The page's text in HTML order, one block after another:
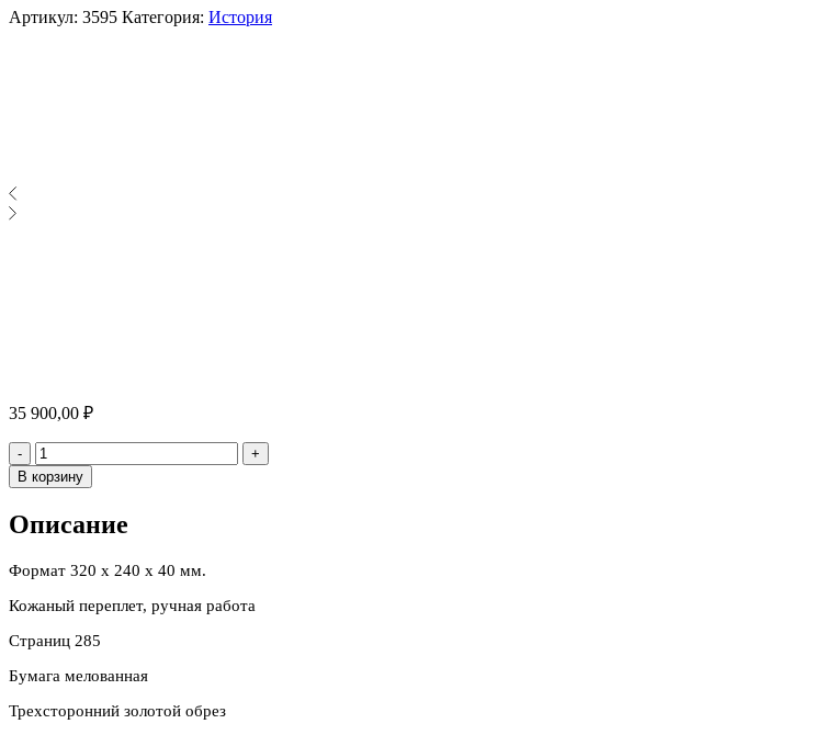
Артикул: 3595 Категория: История
35 900,00 ₽
- Количество
+
В корзину
Описание
Формат 320 х 240 х 40 мм.
Кожаный переплет, ручная работа
Страниц 285
Бумага мелованная
Трехсторонний золотой обрез